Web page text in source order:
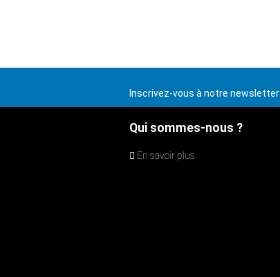
Inscrivez-vous à notre newsletter
Qui sommes-nous ?
En savoir plus